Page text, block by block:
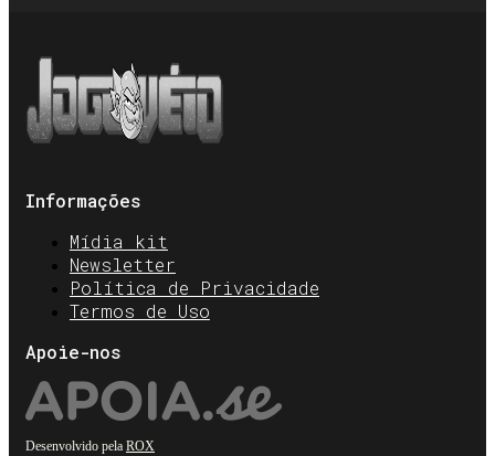
Informações
Mídia kit
Newsletter
Política de Privacidade
Termos de Uso
Apoie-nos
Desenvolvido pela ROX